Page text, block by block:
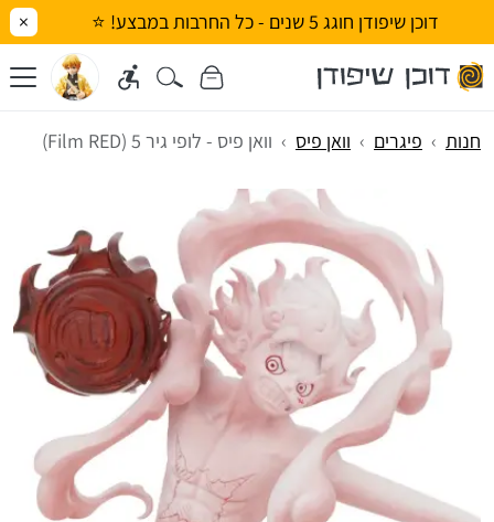
דוכן שיפודן חוגג 5 שנים - כל החרבות במבצע! ⭐ ×
חנות פיגרים וואן פיס וואן פיס - לופי גיר 5 (Film RED)